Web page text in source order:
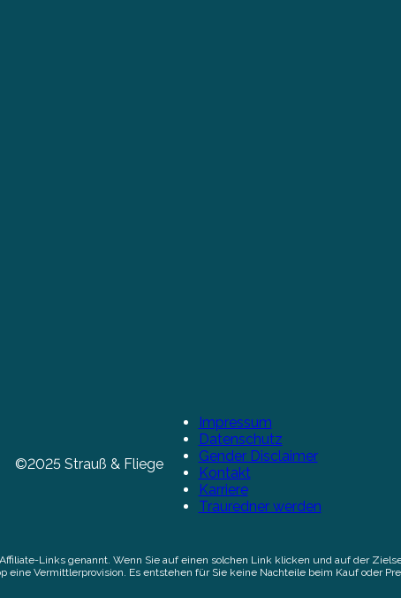
©2025 Strauß & Fliege
Impressum
Datenschutz
Gender Disclaimer
Kontakt
Karriere
Trauredner werden
Links genannt. Wenn Sie auf einen solchen Link klicken und auf der
eine Vermittlerprovision. Es entstehen für Sie keine Nachteile beim Kauf oder